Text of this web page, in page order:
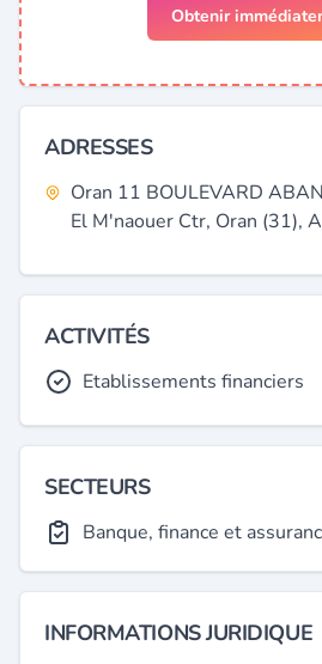
Obtenir
ADRESSES
Oran 11 BOULEVARD
El M'naouer Ctr, Oran (31),
ACTIVITÉS
Etablissements financiers
SECTEURS
Banque, finance et
INFORMATIONS JURIDIQUE